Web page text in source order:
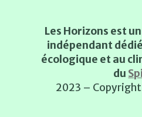
Les Horizons est
indépendant
écologique et au
du
2023 –